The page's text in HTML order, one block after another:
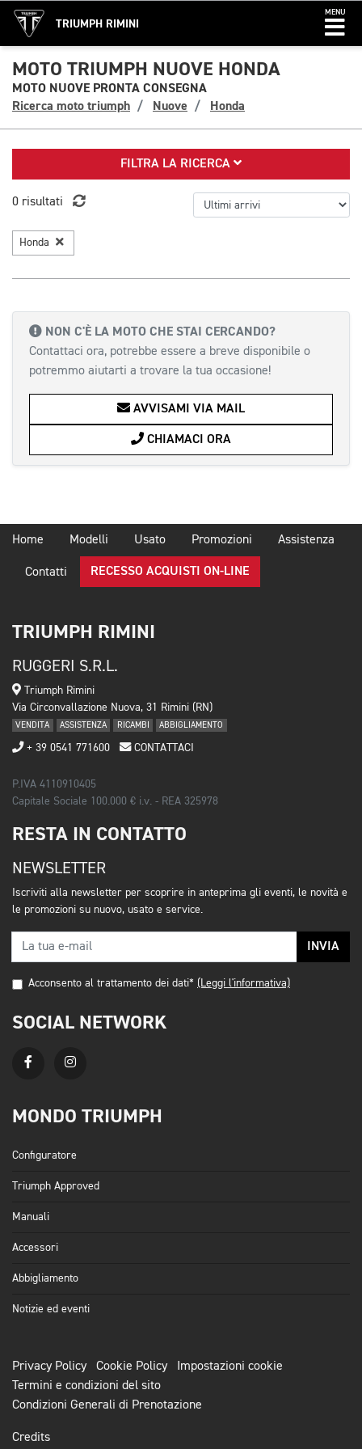
TRIUMPH RIMINI
MENU
MOTO TRIUMPH NUOVE HONDA
MOTO NUOVE PRONTA CONSEGNA
Ricerca moto triumph
Nuove Honda
FILTRA LA RICERCA
0 risultati
Honda
NON C'È LA MOTO CHE STAI CERCANDO?
Contattaci ora, potrebbe essere a breve disponibile o
potremmo aiutarti a trovare la tua occasione!
AVVISAMI VIA MAIL
CHIAMACI ORA
Home Modelli Usato Promozioni Assistenza
Contatti RECESSO ACQUISTI ON-LINE
TRIUMPH RIMINI
RUGGERI S.R.L.
Triumph Rimini
Via Circonvallazione Nuova, 31 Rimini (RN)
VENDITA ASSISTENZA RICAMBI ABBIGLIAMENTO
+ 39 0541 771600 CONTATTACI
P.IVA 4110910405
Capitale Sociale 100.000 € i.v. - REA 325978
RESTA IN CONTATTO
NEWSLETTER
Iscriviti alla newsletter per scoprire in anteprima gli eventi, le novità e
le promozioni su nuovo, usato e service.
INVIA
Acconsento al trattamento dei dati* (Leggi l'informativa)
SOCIAL NETWORK
MONDO TRIUMPH
Configuratore
Triumph Approved
Manuali
Accessori
Abbigliamento
Notizie ed eventi
Privacy Policy Cookie Policy
Impostazioni cookie
Termini e condizioni del sito
Condizioni Generali di Prenotazione
Credits